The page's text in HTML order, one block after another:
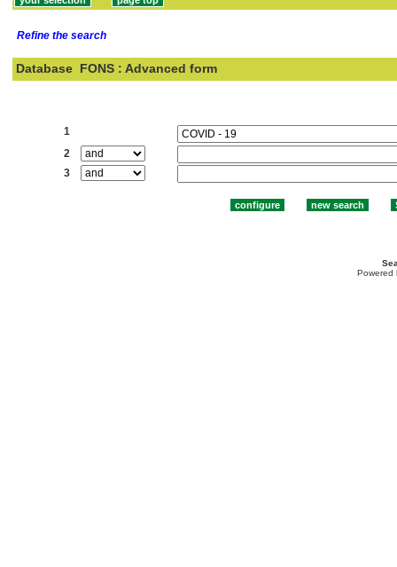
Refine the search
Database FONS : Advanced form
1
2
3